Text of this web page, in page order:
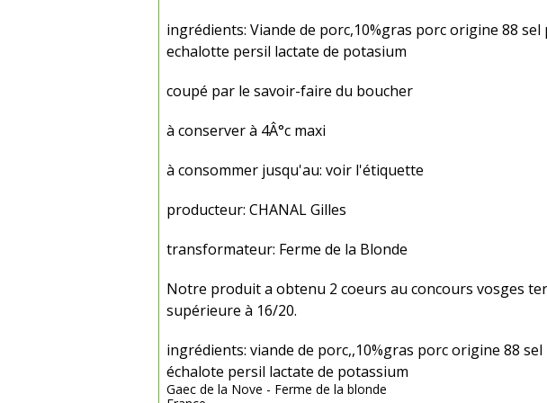
ingrédients: Viande de porc,10%gras porc origine 88
echalotte persil lactate de potasium
coupé par le savoir-faire du boucher
à conserver à 4Â°c maxi
à consommer jusqu'au: voir l'étiquette
producteur: CHANAL Gilles
transformateur: Ferme de la Blonde
Notre produit a obtenu 2 coeurs au concours vosges
supérieure à 16/20.
ingrédients: viande de porc,,10%gras porc origine 88
échalote persil lactate de potassium
Gaec de la Nove - Ferme de la blonde